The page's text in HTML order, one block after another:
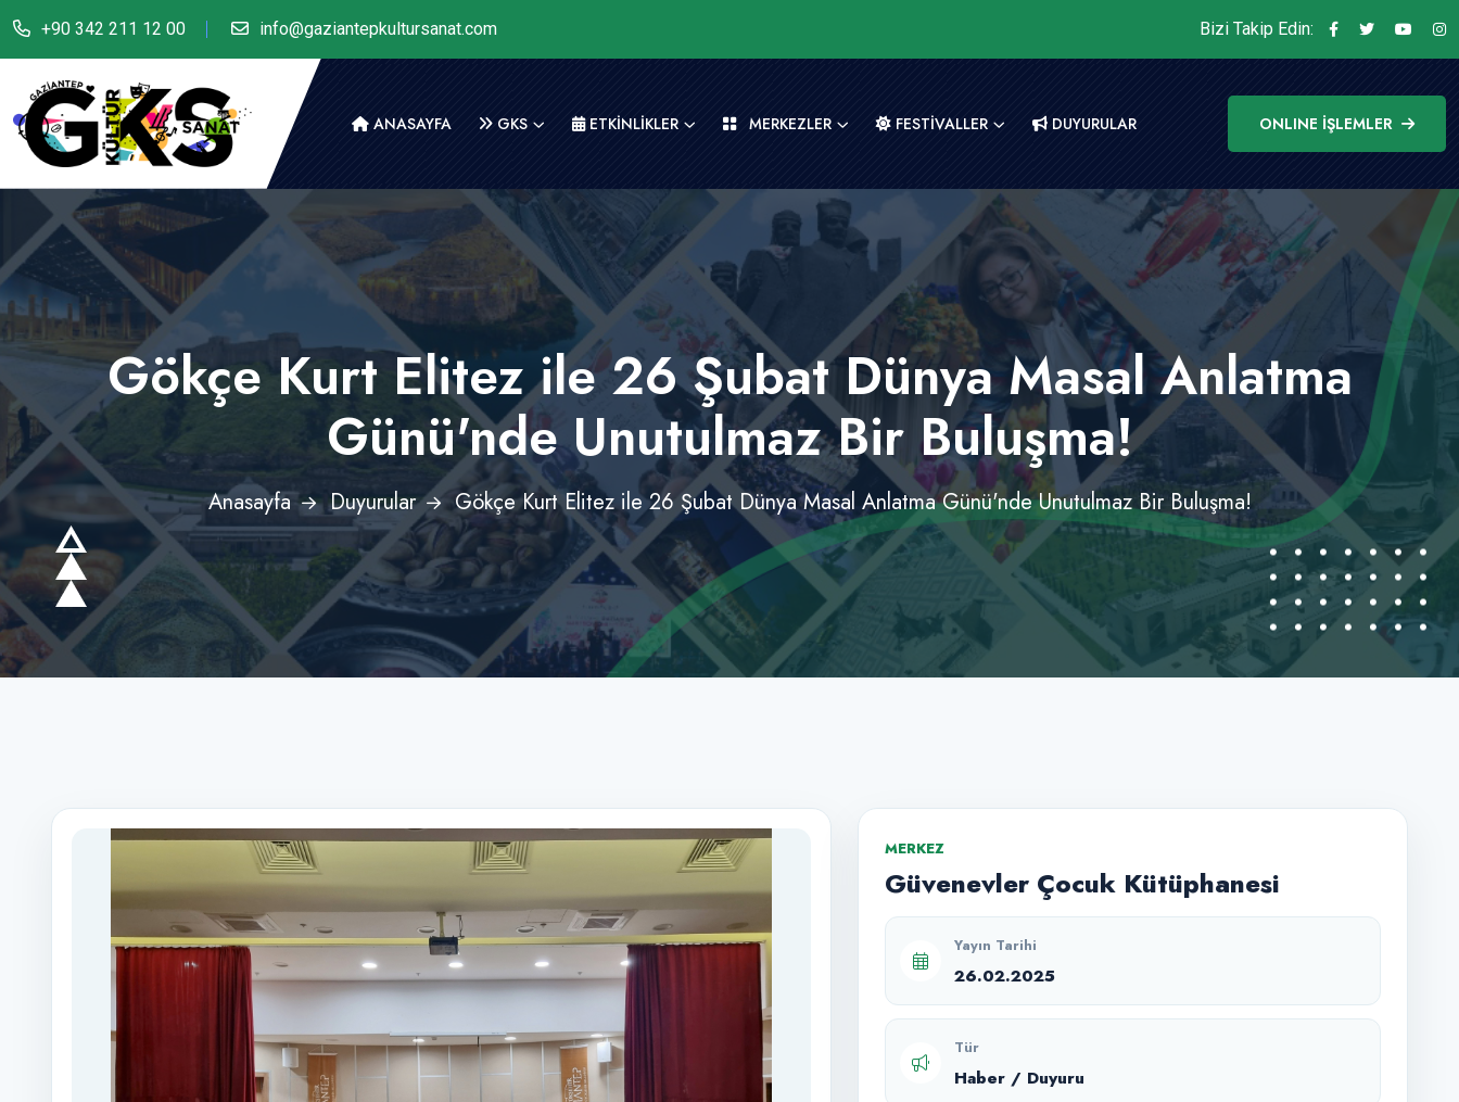
+90 342 211 12 00 info@gaziantepkultursanat.com Bizi Takip Edin:
ANASAYFA GKS ETKİNLİKLER MERKEZLER FESTİVALLER DUYURULAR ONLINE İŞLEMLER
Gökçe Kurt Elitez ile 26 Şubat Dünya Masal Anlatma
Günü'nde Unutulmaz Bir Buluşma!
Anasayfa Duyurular Gökçe Kurt Elitez ile 26 Şubat Dünya Masal Anlatma Günü'nde Unutulmaz Bir Buluşma!
MERKEZ
Güvenevler Çocuk Kütüphanesi
Yayın Tarihi
26.02.2025
Tür
Haber / Duyuru